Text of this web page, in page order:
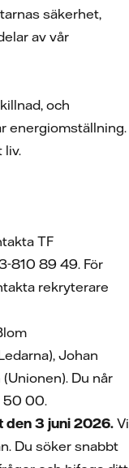
säkerhet,
av vår
och
energiomställning.
liv.
TF
810 89 49. För
rekryterare
Johan
Du når
50 00.
den 3 juni 2026.Vi
Du söker snabbt